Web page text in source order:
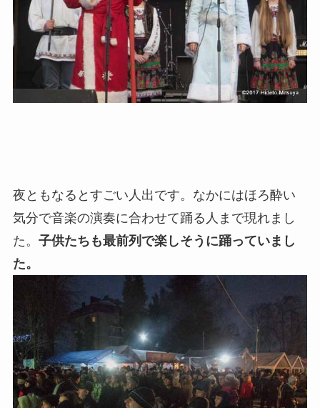
夜ともなるとすごい人出です。なかにはほろ酔い
気分で音楽の演奏に合わせて踊る人まで現れまし
た。 子供たちも最前列で楽しそうに踊っていまし
た。